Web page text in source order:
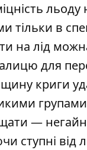
льоду
тільки в
на лід
для
криги
групами
—
ступні від